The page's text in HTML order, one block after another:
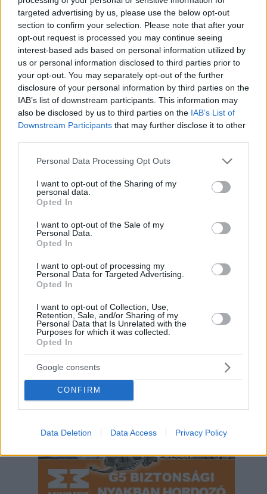
targeted advertising by us, please use the below opt-out
section to confirm your selection. Please note that after your
opt-out request is processed you may continue seeing
interest-based ads based on personal information utilized by
us or personal information disclosed to third parties prior to
your opt-out. You may separately opt-out of the further
disclosure of your personal information by third parties on the
IAB’s list of downstream participants. This information may
also be disclosed by us to third parties on the IAB’s List of
Downstream Participants that may further disclose it to other
Please note that this website/app uses one or more Google
not limited to your visit or usage behaviour. You may click to
grant or deny consent to Google and its third-party tags to
use your data for below specified purposes in below Google
consent section.
Personal Data Processing Opt Outs
I want to opt-out of the Sharing of my
personal data.
Opted In
I want to opt-out of the Sale of my
Personal Data.
Opted In
I want to opt-out of processing my
Personal Data for Targeted Advertising.
Opted In
I want to opt-out of Collection, Use,
Retention, Sale, and/or Sharing of my
Personal Data that Is Unrelated with the
Purposes for which it was collected.
Opted In
Google consents
CONFIRM
Data Deletion Data Access Privacy Policy
Hirdetés